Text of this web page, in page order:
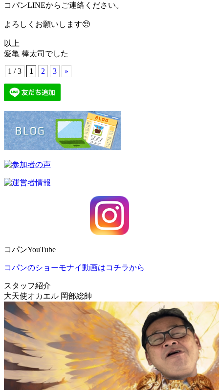
コパンLINEからご連絡ください。
よろしくお願いします🥺
以上
愛亀 棒太司でした
1 / 3 1 2 3 »
コパンYouTube
コパンのショーモナイ動画はコチラから
スタッフ紹介
大天使オカエル 岡部総帥